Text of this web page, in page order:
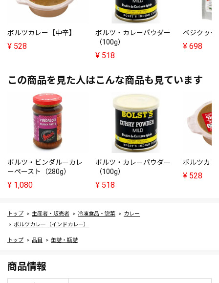
ボルツカレー【中辛】
¥ 528
ボルツ・カレーパウダー
（100g）
¥ 518
ベジクック
¥ 698
この商品を見た人はこんな商品も見ています
ボルツ・ビンダルーカレ
ーペースト（280g）
¥ 1,080
ボルツ・カレーパウダー
（100g）
¥ 518
ボルツカレ
¥ 528
トップ 生産者・販売者 冷凍食品・惣菜
カレー
ボルツカレー（インドカレー）
トップ 品目 缶詰・瓶詰
商品情報